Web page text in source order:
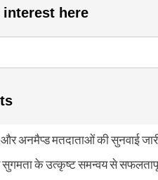
interest here
अनमैप्ड मतदाताओं की सुनवाई
सुगमता के उत्कृष्ट समन्वय से